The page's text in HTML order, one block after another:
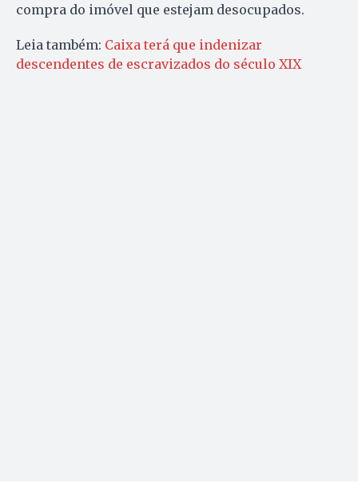
compra do imóvel que estejam desocupados.
Leia também: Caixa terá que indenizar
descendentes de escravizados do século XIX